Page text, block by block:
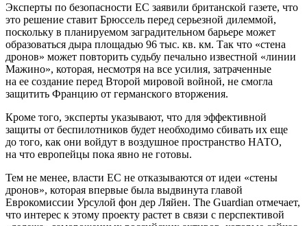
Эксперты по безопасности ЕС заявили британской газете, что
это решение ставит Брюссель перед серьезной дилеммой,
поскольку в планируемом заградительном барьере может
образоваться дыра площадью 96 тыс. кв. км. Так что «стена
дронов» может повторить судьбу печально известной «линии
Мажино», которая, несмотря на все усилия, затраченные
на ее создание перед Второй мировой войной, не смогла
защитить Францию от германского вторжения.
Кроме того, эксперты указывают, что для эффективной
защиты от беспилотников будет необходимо сбивать их еще
до того, как они войдут в воздушное пространство НАТО,
на что европейцы пока явно не готовы.
Тем не менее, власти ЕС не отказываются от идеи «стены
дронов», которая впервые была выдвинута главой
Еврокомиссии Урсулой фон дер Ляйен. The Guardian отмечает,
что интерес к этому проекту растет в связи с перспективой